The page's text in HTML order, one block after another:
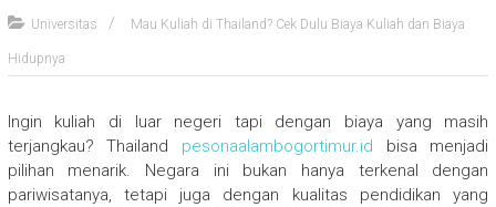
Universitas Mau Kuliah di Thailand? Cek Dulu Biaya Kuliah dan Biaya
Hidupnya
Ingin kuliah di luar negeri tapi dengan biaya yang masih
terjangkau? Thailand pesonaalambogortimur.id bisa menjadi
pilihan menarik. Negara ini bukan hanya terkenal dengan
pariwisatanya, tetapi juga dengan kualitas pendidikan yang